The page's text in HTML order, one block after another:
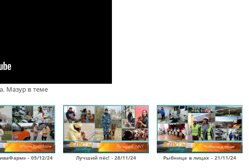
Мазур в теме
- 05/12/24 Лучший пёс! - 28/11/24 Рыбница в лицах - 21/11/24